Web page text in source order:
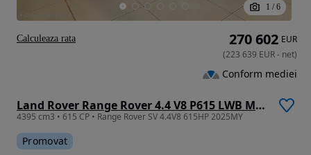
1 / 6
Land Rover Range Rover 4.4 V8 P615 LWB MHEV SV
4395 cm3 • 615 CP • Range Rover SV 4.4V8 615HP 2025MY
Promovat
270 602 EUR
(223 639 EUR- net)
Conform mediei
Calculeaza rata